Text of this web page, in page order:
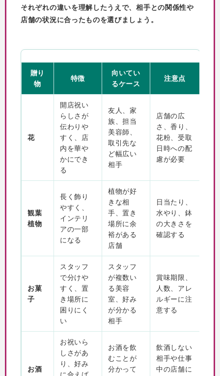
それぞれの違いを理解したうえで、相手との関係性や
店舗の状況に合ったものを選びましょう。
贈り
物
特徴
向いてい
るケース
注意点
花
開店祝い
らしさが
伝わりや
すく、店
内を華や
かにでき
る
友人、家
族、担当
美容師、
取引先な
ど幅広い
相手
店舗の広
さ、香り、
花粉、受取
日時への配
慮が必要
観葉
植物
長く飾り
やすく、
インテリ
アの一部
になる
植物が好
きな相
手、置き
場所に余
裕がある
店舗
日当たり、
水やり、鉢
の大きさを
確認する
お菓
子
スタッフ
で分けや
すく、置
き場所に
困りにく
い
スタッフ
が複数い
る美容
室、好み
が分かる
相手
賞味期限、
人数、アレ
ルギーに注
意する
お酒
お祝いら
しさがあ
り、好み
お酒を飲
むことが
分かって
飲酒しない
相手や仕事
中の店舗に